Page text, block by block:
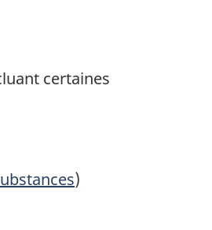
certaines
)